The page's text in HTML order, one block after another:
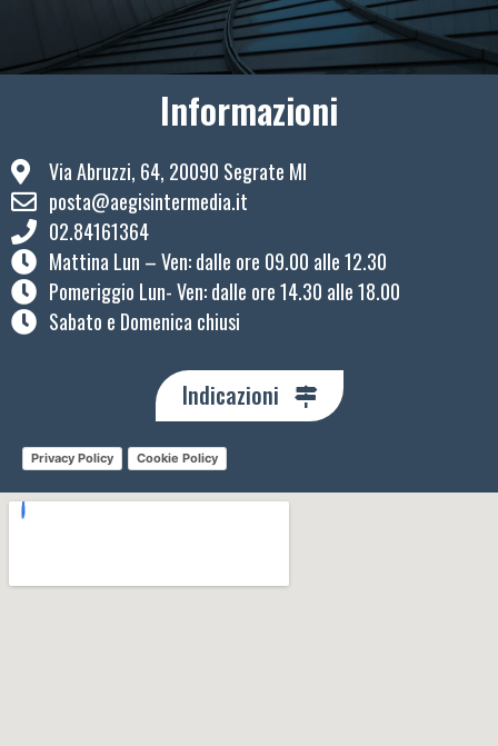
Informazioni
Via Abruzzi, 64, 20090 Segrate MI
posta@aegisintermedia.it
02.84161364
Mattina Lun – Ven: ​dalle ore 09.00 alle 12.30
Pomeriggio Lun- Ven: dalle ore 14.30 alle 18.00
Sabato e Domenica chiusi
Indicazioni
Privacy Policy Cookie Policy